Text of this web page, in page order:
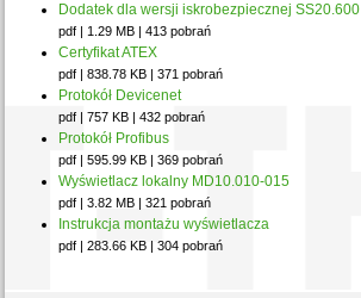
Dodatek dla wersji iskrobezpiecznej SS20.600
pdf | 1.29 MB | 413 pobrań
Certyfikat ATEX
pdf | 838.78 KB | 371 pobrań
Protokół Devicenet
pdf | 757 KB | 432 pobrań
Protokół Profibus
pdf | 595.99 KB | 369 pobrań
Wyświetlacz lokalny MD10.010-015
pdf | 3.82 MB | 321 pobrań
Instrukcja montażu wyświetlacza
pdf | 283.66 KB | 304 pobrań